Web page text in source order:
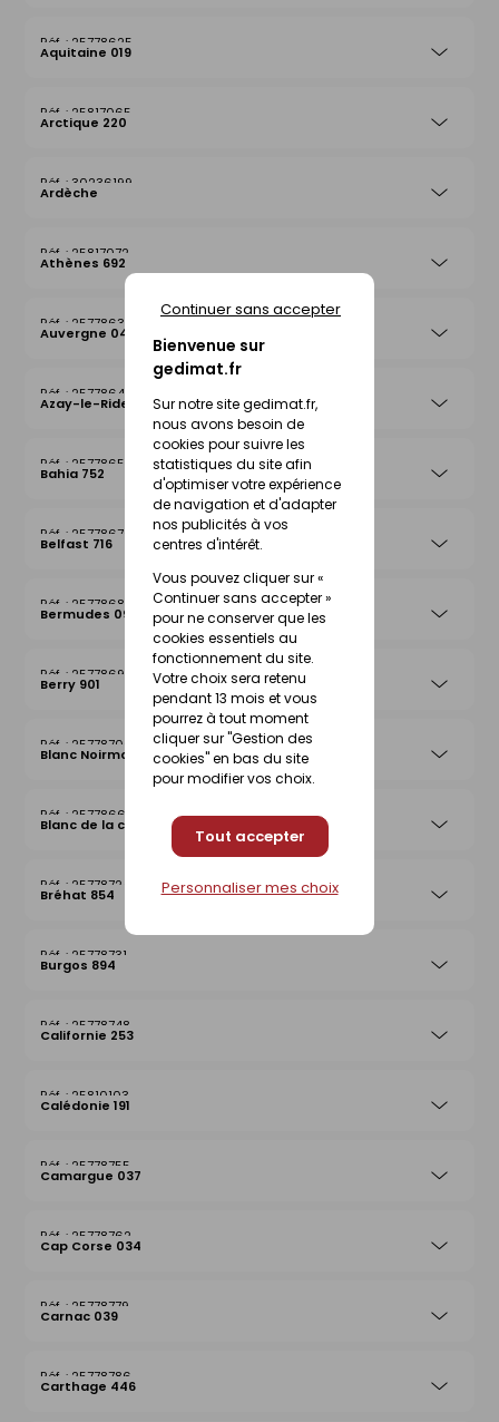
Bienvenue sur
gedimat.fr
Sur notre site gedimat.fr,
nous avons besoin de
cookies pour suivre les
statistiques du site afin
d'optimiser votre expérience
de navigation et d'adapter
nos publicités à vos
centres d'intérêt.
Vous pouvez cliquer sur «
Continuer sans accepter »
pour ne conserver que les
cookies essentiels au
fonctionnement du site.
Votre choix sera retenu
pendant 13 mois et vous
pourrez à tout moment
cliquer sur "Gestion des
cookies" en bas du site
pour modifier vos choix.
Tout accepter
Continuer sans accepter
Personnaliser mes choix
25778625
Aquitaine 019
25817065
Arctique 220
30236199
Ardèche
25817072
Athènes 692
25778632
Auvergne 042
25778649
Azay-le-Rideau 026
25778656
Bahia 752
25778670
Belfast 716
25778687
Bermudes 097
25778694
Berry 901
25778700
Blanc Noirmoutier 013
25778663
Blanc de la côte
25778724
Bréhat 854
25778731
Burgos 894
25778748
Californie 253
25810103
Calédonie 191
25778755
Camargue 037
25778762
Cap Corse 034
25778779
Carnac 039
25778786
Carthage 446